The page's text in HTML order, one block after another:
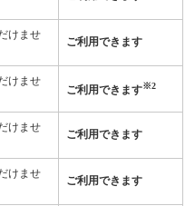
けませ
ご利用できます
けませ
ご利用できます※2
けませ
ご利用できます
けませ
ご利用できます